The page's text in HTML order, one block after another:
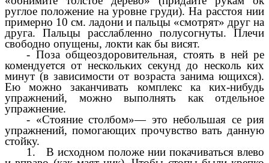
руглое положение на уровне груди). На расстоя нии
примерно 10 см. ладони и пальцы «смотрят» друг на
друга. Пальцы расслабленно полусогнуты. Плечи
свободно опущены, локти как бы висят.
- Поза общеоздоровительная, стоять в ней ре
комендуется от нескольких секунд до несколь ких
минут (в зависимости от возраста занима ющихся).
Ею можно заканчивать комплекс ка ких-нибудь
упражнений, можно выполнять как отдельное
упражнение.
- «Стояние столбом»— это небольшая се рия
упражнений, помогающих прочувство вать данную
стойку.
1. В исходном положе нии покачиваться влево